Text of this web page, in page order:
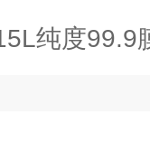
度99.9膜分离